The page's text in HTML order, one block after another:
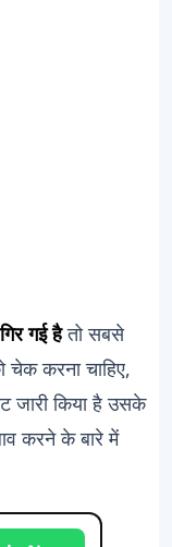
गई हैतो सबसे
करना चाहिए,
जारी किया है उसके
करने के बारे में